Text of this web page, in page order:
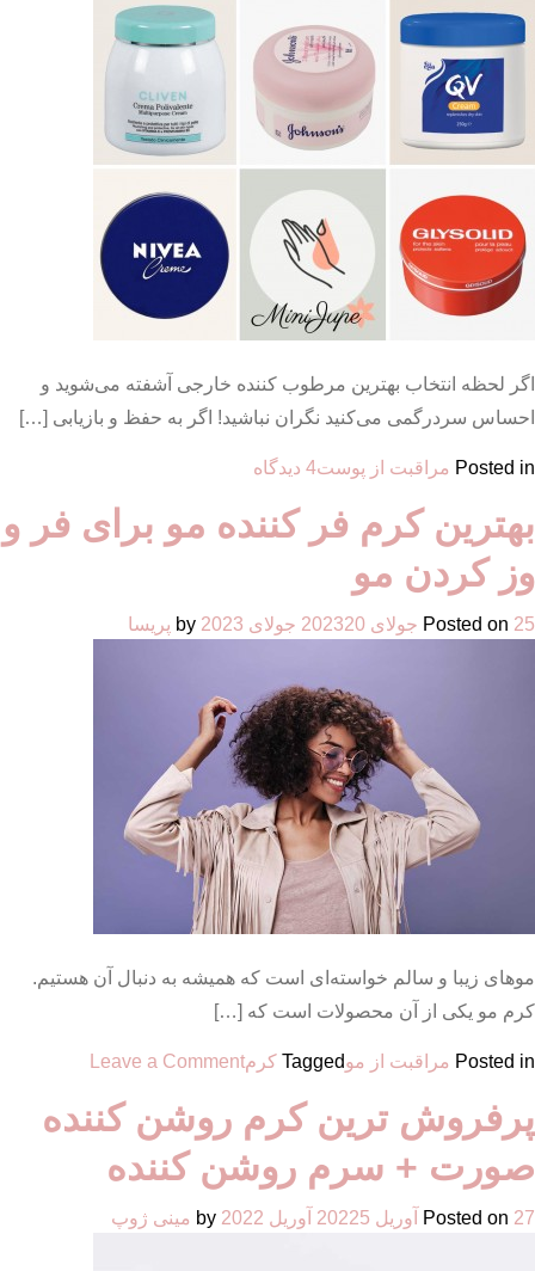
کننده
برای
پوست
اگر لحظه انتخاب بهترین مرطوب کننده خارجی آشفته می‌شوید و
احساس سردرگمی می‌کنید نگران نباشید! اگر به حفظ و بازیابی […]
Posted in مراقبت از پوست4 دیدگاه
مارک
کننده
پیشنهاد
مینی
ژوپ
بهترین کرم فر کننده مو برای فر و
وز کردن مو
Posted on 25 جولای 2023 20 جولای 2023 پریسا
موهای زیبا و سالم خواسته‌ای است که همیشه به دنبال آن هستیم.
کرم مو یکی از آن محصولات است که […]
Posted in مراقبت از موTagged کرمLeave a Comment
کرم
پرفروش ترین کرم روشن کننده
صورت + سرم روشن کننده
Posted on 27 آوریل 2022 5 آوریل 2022 مینی ژوپ